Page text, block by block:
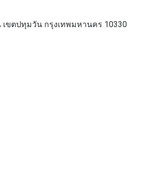
ขตปทุมวัน กรุงเทพมหานคร 10330